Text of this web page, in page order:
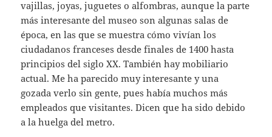
vajillas, joyas, juguetes o alfombras, aunque la parte
más interesante del museo son algunas salas de
época, en las que se muestra cómo vivían los
ciudadanos franceses desde finales de 1400 hasta
principios del siglo XX. También hay mobiliario
actual. Me ha parecido muy interesante y una
gozada verlo sin gente, pues había muchos más
empleados que visitantes. Dicen que ha sido debido
a la huelga del metro.